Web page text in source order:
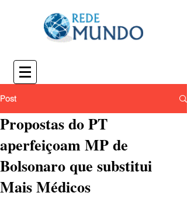
Post
Propostas do PT
aperfeiçoam MP de
Bolsonaro que substitui
Mais Médicos